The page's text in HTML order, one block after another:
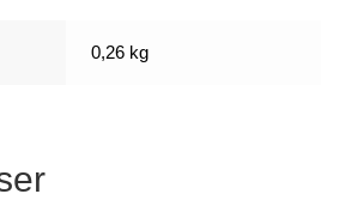
0,26 kg